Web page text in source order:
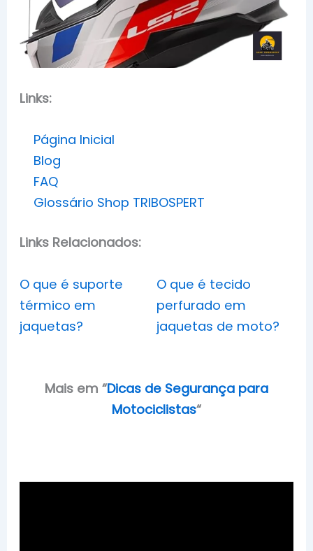
Links:
Página Inicial
Blog
FAQ
Glossário Shop TRIBOSPERT
Links Relacionados:
O que é suporte
térmico em
jaquetas?
O que é tecido
perfurado em
jaquetas de moto?
Mais em “Dicas de Segurança para
Motociclistas“